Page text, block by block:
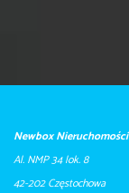
Newbox Nieruchomości
Al. NMP 34 lok. 8
42-202 Częstochowa